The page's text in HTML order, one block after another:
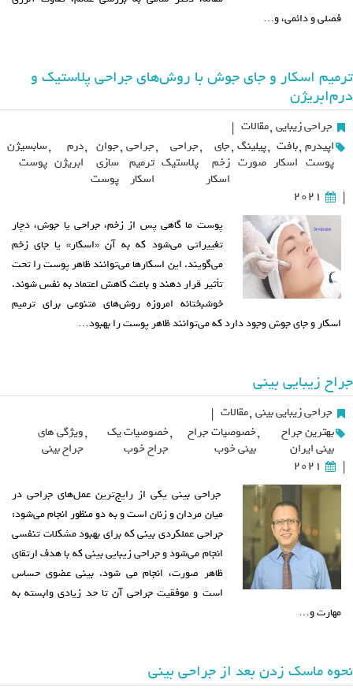
فصلی و دائمی، و…
ترمیم اسکار و جای جوش با روش‌های جراحی پلاستیک و
درم‌ابریژن
جراحی زیبایی ,مقالات |
اپیدرم
پوست
,بافت
اسکار
,پیلینگ
صورت
,جای
زخم
اسکار
,جراحی
پلاستیک
,جراحی
ترمیم
اسکار
,جوان
سازی
پوست
,درم
ابریژن
,سابسیژن
پوست
|
2021
پوست ما گاهی پس از زخم، جراحی یا جوش، دچار
تغییراتی می‌شود که به آن «اسکار» یا جای زخم
می‌گویند. این اسکارها می‌توانند ظاهر پوست را تحت
تأثیر قرار دهند و باعث کاهش اعتماد به نفس شوند.
خوشبختانه امروزه روش‌های متنوعی برای ترمیم
اسکار و جای جوش وجود دارد که می‌توانند ظاهر پوست را بهبود…
جراح زیبایی بینی
جراحی زیبایی بینی ,مقالات |
بهترین جراح
بینی ایران
,خصوصیات جراح
بینی خوب
,خصوصیات یک
جراح خوب
,ویژگی های
جراح بینی
|
2021
جراحی بینی یکی از رایج‌ترین عمل‌های جراحی در
میان مردان و زنان است و به دو منظور انجام می‌شود:
جراحی عملکردی بینی که برای بهبود مشکلات تنفسی
انجام می‌شود و جراحی زیبایی بینی که با هدف ارتقای
ظاهر صورت، انجام می شود. بینی عضوی حساس
است و موفقیت جراحی آن تا حد زیادی وابسته به
مهارت و…
نحوه ماسک زدن بعد از جراحی بینی